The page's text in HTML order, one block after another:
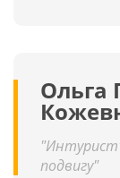
Ольга
подвигу"